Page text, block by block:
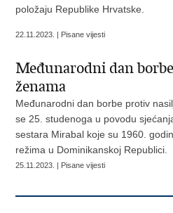
položaju Republike Hrvatske.
22.11.2023. | Pisane vijesti
Međunarodni dan
ženama
Međunarodni dan borbe protiv
se 25. studenoga u povodu
sestara Mirabal koje su 1960.
režima u Dominikanskoj Republici.
25.11.2023. | Pisane vijesti